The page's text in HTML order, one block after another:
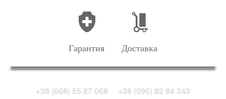
Гарантия Доставка
+38 (068) 55 87 068 +38 (095) 82 84 343